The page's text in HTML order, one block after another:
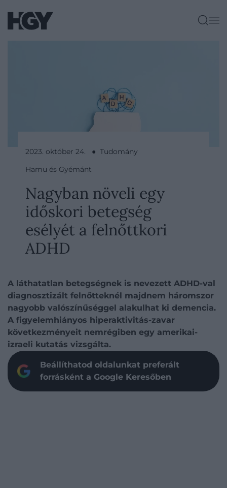
2023. október 24. ● Tudomány
Hamu és Gyémánt
Nagyban növeli egy
időskori betegség
esélyét a felnőttkori
ADHD
A láthatatlan betegségnek is nevezett ADHD-val
diagnosztizált felnőtteknél majdnem háromszor
nagyobb valószínűséggel alakulhat ki demencia.
A figyelemhiányos hiperaktivitás-zavar
következményeit nemrégiben egy amerikai-
izraeli kutatás vizsgálta.
Beállíthatod oldalunkat preferált
forrásként a Google Keresőben